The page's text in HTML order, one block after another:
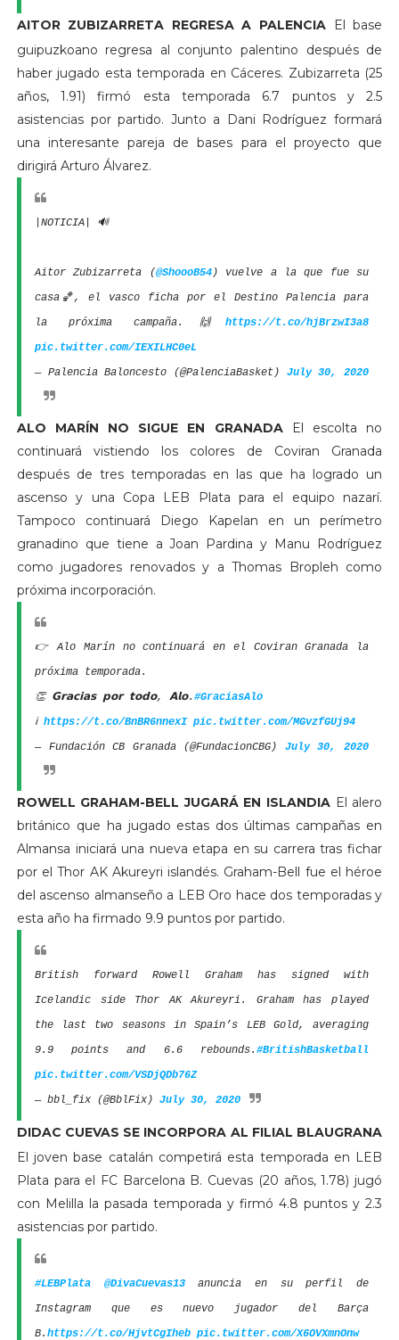
AITOR ZUBIZARRETA REGRESA A PALENCIA El base
guipuzkoano regresa al conjunto palentino después de
haber jugado esta temporada en Cáceres. Zubizarreta (25
años, 1.91) firmó esta temporada 6.7 puntos y 2.5
asistencias por partido. Junto a Dani Rodríguez formará
una interesante pareja de bases para el proyecto que
dirigirá Arturo Álvarez.
|NOTICIA| 🔊
Aitor Zubizarreta (@ShoooB54) vuelve a la que fue su
casa🏀, el vasco ficha por el Destino Palencia para
la próxima campaña.🙌https://t.co/hjBrzwI3a8
pic.twitter.com/IEXILHC0eL
— Palencia Baloncesto (@PalenciaBasket) July 30, 2020
ALO MARÍN NO SIGUE EN GRANADAEl escolta no
continuará vistiendo los colores de Coviran Granada
después de tres temporadas en las que ha logrado un
ascenso y una Copa LEB Plata para el equipo nazarí.
Tampoco continuará Diego Kapelan en un perímetro
granadino que tiene a Joan Pardina y Manu Rodríguez
como jugadores renovados y a Thomas Bropleh como
próxima incorporación.
👉 Alo Marín no continuará en el Coviran Granada la
próxima temporada.
👏 𝗚𝗿𝗮𝗰𝗶𝗮𝘀 𝗽𝗼𝗿 𝘁𝗼𝗱𝗼, 𝗔𝗹𝗼. #GraciasAlo
ℹ️ https://t.co/BnBR6nnexI pic.twitter.com/MGvzfGUj94
— Fundación CB Granada (@FundacionCBG) July 30, 2020
ROWELL GRAHAM-BELL JUGARÁ EN ISLANDIA El alero
británico que ha jugado estas dos últimas campañas en
Almansa iniciará una nueva etapa en su carrera tras fichar
por el Thor AK Akureyri islandés. Graham-Bell fue el héroe
del ascenso almanseño a LEB Oro hace dos temporadas y
esta año ha firmado 9.9 puntos por partido.
British forward Rowell Graham has signed with
Icelandic side Thor AK Akureyri. Graham has played
the last two seasons in Spain’s LEB Gold, averaging
9.9 points and 6.6 rebounds.#BritishBasketball
pic.twitter.com/VSDjQDb76Z
— bbl_fix (@BblFix) July 30, 2020
DIDAC CUEVAS SE INCORPORA AL FILIAL BLAUGRANA
El joven base catalán competirá esta temporada en LEB
Plata para el FC Barcelona B. Cuevas (20 años, 1.78) jugó
con Melilla la pasada temporada y firmó 4.8 puntos y 2.3
asistencias por partido.
#LEBPlata @DivaCuevas13anuncia en su perfil de
Instagram que es nuevo jugador del Barça
B. https://t.co/HjvtCgIheb pic.twitter.com/X6OVXmnOnw